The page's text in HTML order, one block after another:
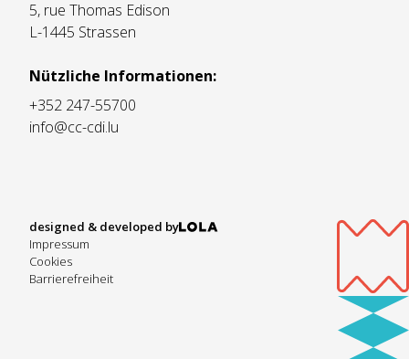
5, rue Thomas Edison
L-1445 Strassen
Nützliche Informationen:
+352 247-55700
info@cc-cdi.lu
designed & developed by
Impressum
Cookies
Barrierefreiheit